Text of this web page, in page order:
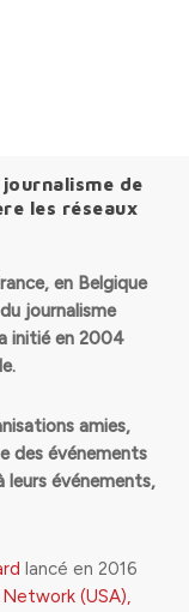
de
les réseaux
en Belgique
journalisme
initié en 2004
amies,
des événements
leurs événements,
lancé en 2016
(USA),